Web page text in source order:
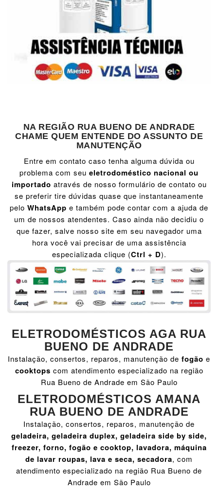
NA REGIÃO RUA BUENO DE ANDRADE
CHAME QUEM ENTENDE DO ASSUNTO DE
MANUTENÇÃO
Entre em contato caso tenha alguma dúvida ou
problema com seu eletrodoméstico nacional ou
importado através de nosso formulário de contato ou
se preferir tire dúvidas quase que instantaneamente
pelo WhatsApp e também pode contar com a ajuda de
um de nossos atendentes. Caso ainda não decidiu o
que fazer, salve nosso site em seu navegador uma
hora você vai precisar de uma assistência
especializada clique (Ctrl + D).
ELETRODOMÉSTICOS AGA RUA
BUENO DE ANDRADE
Instalação, consertos, reparos, manutenção de fogão e
cooktops com atendimento especializado na região
Rua Bueno de Andrade em São Paulo
ELETRODOMÉSTICOS AMANA
RUA BUENO DE ANDRADE
Instalação, consertos, reparos, manutenção de
geladeira, geladeira duplex, geladeira side by side,
freezer, forno, fogão e cooktop, lavadora, máquina
de lavar roupas, lava e seca, secadora, com
atendimento especializado na região Rua Bueno de
Andrade em São Paulo